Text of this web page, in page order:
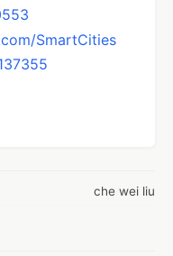
SmartCities
che wei liu